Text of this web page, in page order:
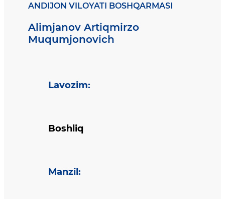
ANDIJON VILOYATI BOSHQARMASI
Alimjanov Artiqmirzo
Muqumjonovich
Lavozim:
Boshliq
Manzil :